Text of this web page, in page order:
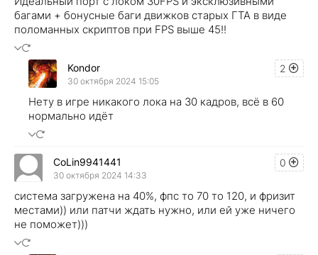
багами + бонусные баги движков старых ГТА в виде
поломанных скриптов при FPS выше 45!!
2
Kondor
30 октября 2024 15:05
Нету в игре никакого лока на 30 кадров, всё в 60
нормально идёт
0
CoLin9941441
30 октября 2024 14:33
система загружена на 40%, фпс то 70 то 120, и фризит
местами)) или патчи ждать нужно, или ей уже ничего
не поможет)))